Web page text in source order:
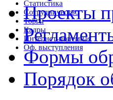
Статистика
Сотрудничество
Торги
Кадры
Интернет-приемная
Оф. выступления
Проекты
Формы
Порядок